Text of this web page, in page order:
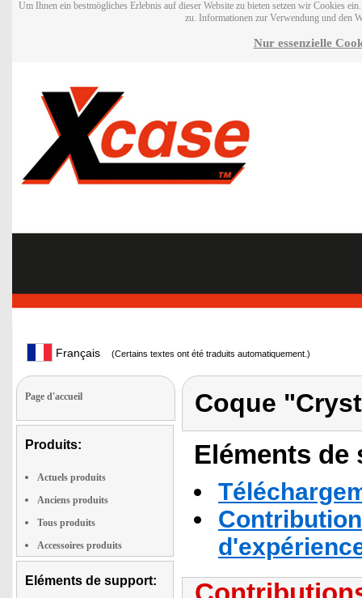
Um Ihnen ein bestmögliches Erlebnis auf dieser Website zu bieten setzen wir Cookies
zu. Informationen zur Verwendung und den
Nur essenzielle
Français (Certains textes ont été traduits automatiquement.)
Page d'accueil
Produits:
Actuels produits
Anciens produits
Tous produits
Accessoires produits
Eléments de support:
Coque
Eléments